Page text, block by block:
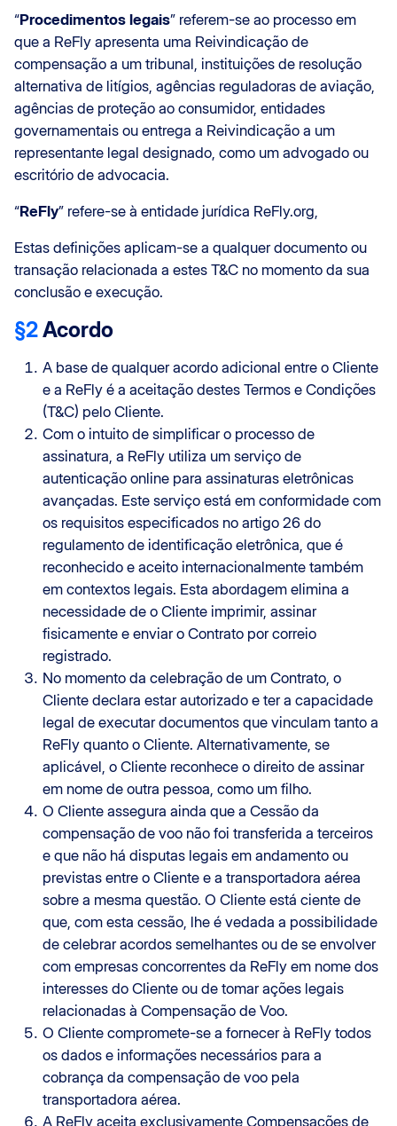
“Procedimentos legais” referem-se ao processo em
que a ReFly apresenta uma Reivindicação de
compensação a um tribunal, instituições de resolução
alternativa de litígios, agências reguladoras de aviação,
agências de proteção ao consumidor, entidades
governamentais ou entrega a Reivindicação a um
representante legal designado, como um advogado ou
escritório de advocacia.
“ReFly” refere-se à entidade jurídica ReFly.org,
Estas definições aplicam-se a qualquer documento ou
transação relacionada a estes T&C no momento da sua
conclusão e execução.
§2Acordo
A base de qualquer acordo adicional entre o Cliente
e a ReFly é a aceitação destes Termos e Condições
(T&C) pelo Cliente.
Com o intuito de simplificar o processo de
assinatura, a ReFly utiliza um serviço de
autenticação online para assinaturas eletrônicas
avançadas. Este serviço está em conformidade com
os requisitos especificados no artigo 26 do
regulamento de identificação eletrônica, que é
reconhecido e aceito internacionalmente também
em contextos legais. Esta abordagem elimina a
necessidade de o Cliente imprimir, assinar
fisicamente e enviar o Contrato por correio
registrado.
No momento da celebração de um Contrato, o
Cliente declara estar autorizado e ter a capacidade
legal de executar documentos que vinculam tanto a
ReFly quanto o Cliente. Alternativamente, se
aplicável, o Cliente reconhece o direito de assinar
em nome de outra pessoa, como um filho.
O Cliente assegura ainda que a Cessão da
compensação de voo não foi transferida a terceiros
e que não há disputas legais em andamento ou
previstas entre o Cliente e a transportadora aérea
sobre a mesma questão. O Cliente está ciente de
que, com esta cessão, lhe é vedada a possibilidade
de celebrar acordos semelhantes ou de se envolver
com empresas concorrentes da ReFly em nome dos
interesses do Cliente ou de tomar ações legais
relacionadas à Compensação de Voo.
O Cliente compromete-se a fornecer à ReFly todos
os dados e informações necessários para a
cobrança da compensação de voo pela
transportadora aérea.
A ReFly aceita exclusivamente Compensações de